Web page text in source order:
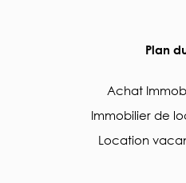
Plan
Achat
Immobilier de
Location